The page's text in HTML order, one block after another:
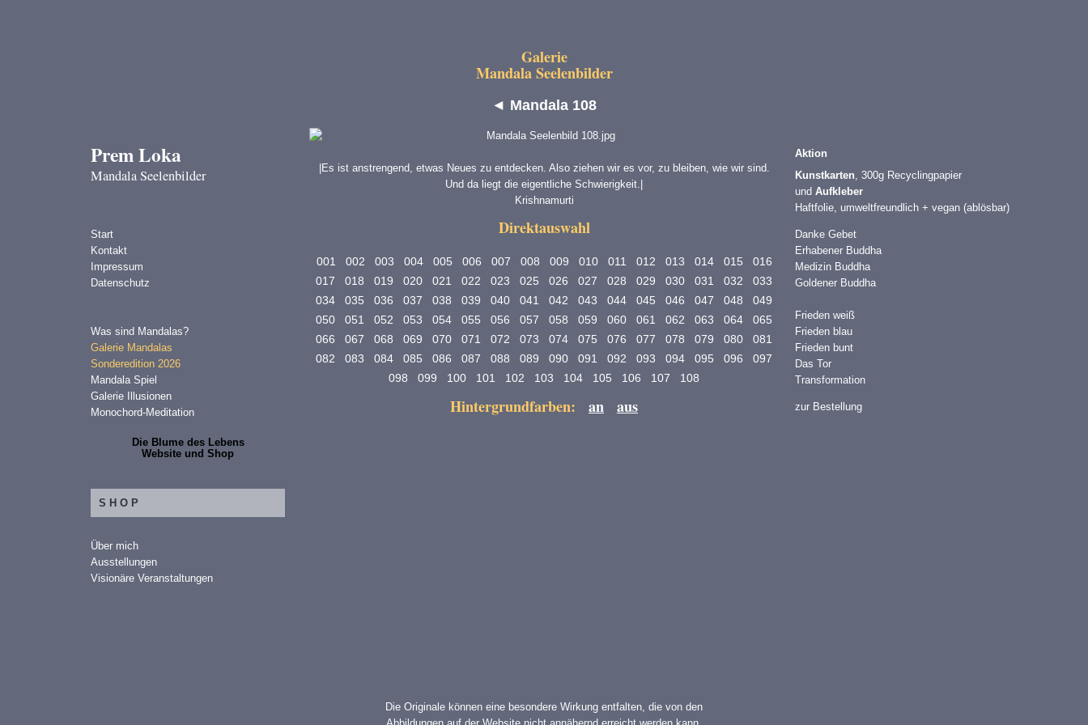
Prem Loka
Mandala Seelenbilder
Start
Kontakt
Impressum
Datenschutz
Was sind Mandalas?
Galerie Mandalas
Sonderedition 2026
Mandala Spiel
Galerie Illusionen
Monochord-Meditation
Die Blume des Lebens
Website und Shop
SHOP
Über mich
Ausstellungen
Visionäre Veranstaltungen
Galerie
Mandala Seelenbilder
◄ Mandala 108
|Es ist anstrengend, etwas Neues zu entdecken. Also ziehen wir es vor, zu bleiben, wie wir sind.
Und da liegt die eigentliche Schwierigkeit.|
Krishnamurti
Direktauswahl
001 002 003 004 005 006 007 008 009 010 011 012 013 014 015
016
017
018 019 020 021 022 023 025 026 027 028 029 030 031 032
033
034
035 036 037 038 039 040 041 042 043 044 045 046 047 048
049
050
051 052 053 054 055 056 057 058 059 060 061 062 063 064
065
066
067 068 069 070 071 072 073 074 075 076 077 078 079 080
081
082
083 084 085 086 087 088 089 090 091 092 093 094 095 096
097
098
099 100 101 102 103 104 105 106 107 108
Hintergrundfarben: an aus
Aktion
Kunstkarten , 300g Recyclingpapier
und Aufkleber
Haftfolie, umweltfreundlich + vegan (ablösbar)
Danke Gebet
Erhabener Buddha
Medizin Buddha
Goldener Buddha
Frieden weiß
Frieden blau
Frieden bunt
Das Tor
Transformation
zur Bestellung
Die Originale können eine besondere Wirkung entfalten, die von den